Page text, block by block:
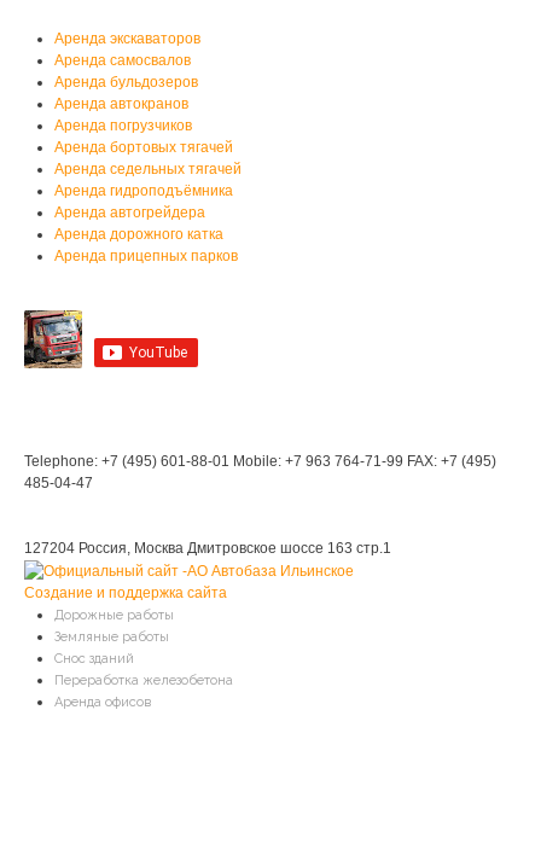
Аренда экскаваторов
Аренда самосвалов
Аренда бульдозеров
Аренда автокранов
Аренда погрузчиков
Аренда бортовых тягачей
Аренда седельных тягачей
Аренда гидроподъёмника
Аренда автогрейдера
Аренда дорожного катка
Аренда прицепных парков
Telephone: +7 (495) 601-88-01 Mobile: +7 963 764-71-99 FAX: +7 (495)
485-04-47
127204 Россия, Москва Дмитровское шоссе 163 стр.1
Создание и поддержка сайта
Дорожные работы
Земляные работы
Снос зданий
Переработка железобетона
Аренда офисов